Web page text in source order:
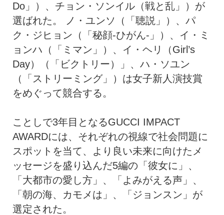
Do」）、チョン・ソンイル（戦と乱」）が
選ばれた。 ノ・ユンソ（「聴説」）、パ
ク・ジヒョン（「秘顔-ひがん-」）、イ・ミ
ョンハ（「ミマン」）、イ・ヘリ（Girl’s
Day）（「ビクトリー）」、ハ・ソユン
（「ストリーミング」）は女子新人演技賞
をめぐって競合する。
ことしで3年目となるGUCCI IMPACT
AWARDには、それぞれの視線で社会問題に
スポットを当て、より良い未来に向けたメ
ッセージを盛り込んだ5編の「彼女に」、
「大都市の愛し方」、「よみがえる声」、
「朝の海、カモメは」、「ジョンスン」が
選定された。